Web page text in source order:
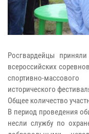
Росгвардейцы
всероссийских
спортивно-
исторического
Общее количество
В период проведения
несли службу по